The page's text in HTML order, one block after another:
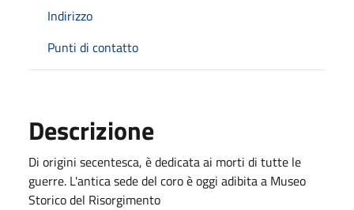
Indirizzo
Punti di contatto
Descrizione
Di origini secentesca, è dedicata ai morti di tutte le
guerre. L'antica sede del coro è oggi adibita a Museo
Storico del Risorgimento